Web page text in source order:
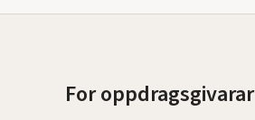
For oppdragsgivarar